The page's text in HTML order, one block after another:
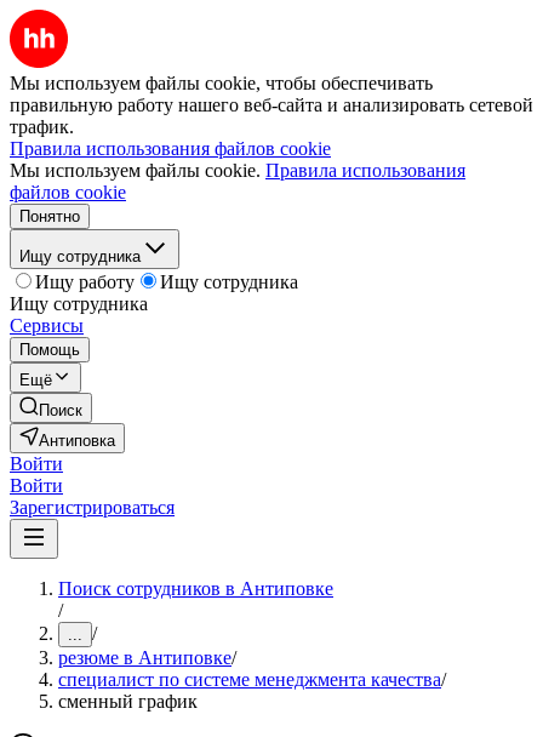
Мы используем файлы cookie, чтобы обеспечивать
правильную работу нашего веб-сайта и анализировать сетевой
трафик.
Правила использования файлов cookie
Мы используем файлы cookie. Правила использования
файлов cookie
Понятно
Ищу сотрудника
Ищу работу
Ищу сотрудника
Ищу сотрудника
Сервисы
Помощь
Ещё
Поиск
Антиповка
Войти
Войти
Зарегистрироваться
Поиск сотрудников в Антиповке
/
... /
резюме в Антиповке/
специалист по системе менеджмента качества/
сменный график